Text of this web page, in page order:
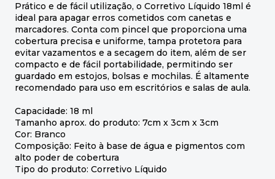
Prático e de fácil utilização, o Corretivo Líquido 18ml é
ideal para apagar erros cometidos com canetas e
marcadores. Conta com pincel que proporciona uma
cobertura precisa e uniforme, tampa protetora para
evitar vazamentos e a secagem do item, além de ser
compacto e de fácil portabilidade, permitindo ser
guardado em estojos, bolsas e mochilas. É altamente
recomendado para uso em escritórios e salas de aula.
Capacidade: 18 ml
Tamanho aprox. do produto: 7cm x 3cm x 3cm
Cor: Branco
Composição: Feito à base de água e pigmentos com
alto poder de cobertura
Tipo do produto: Corretivo Líquido